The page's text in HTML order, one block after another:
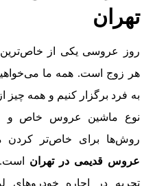
تهران
روز عروسی یکی از خاص‌ترین
هر زوج است. همه ما
به فرد برگزار کنیم و همه چیز
نوع ماشین عروس خاص و
روش‌ها برای خاص‌تر کردن
عروس قدیمی در تهران
تجربه در اجاره